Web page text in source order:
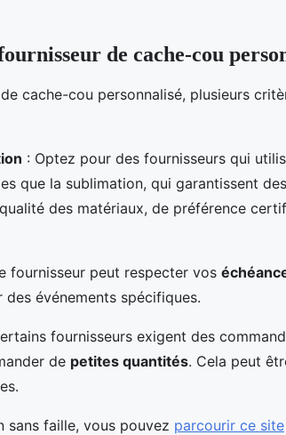
de cache-cou
de cache-cou personnalisé, plusieurs
: Optez pour des fournisseurs qui
que la sublimation, qui garantissent
des matériaux, de préférence
fournisseur peut respecter vos
événements spécifiques.
fournisseurs exigent des
de petites quantités. Cela peut
sans faille, vous pouvez parcourir ce site